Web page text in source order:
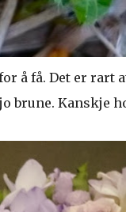
å få. Det er rart
brune. Kanskje